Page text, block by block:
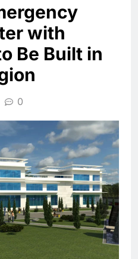
with
Be Built in
0